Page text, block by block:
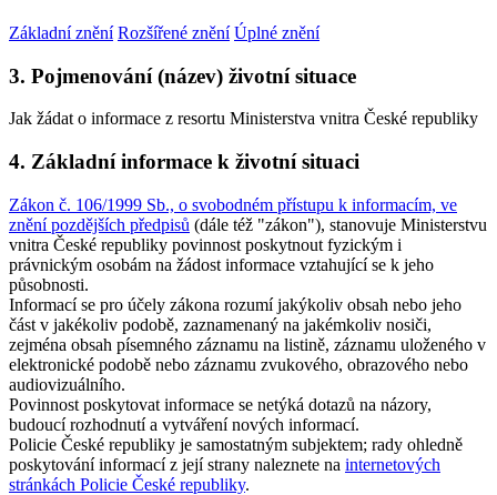
Základní znění Rozšířené znění Úplné znění
3. Pojmenování (název) životní situace
Jak žádat o informace z resortu Ministerstva vnitra České republiky
4. Základní informace k životní situaci
Zákon č. 106/1999 Sb., o svobodném přístupu k informacím, ve
znění pozdějších předpisů (dále též "zákon"), stanovuje Ministerstvu
vnitra České republiky povinnost poskytnout fyzickým i
právnickým osobám na žádost informace vztahující se k jeho
působnosti.
Informací se pro účely zákona rozumí jakýkoliv obsah nebo jeho
část v jakékoliv podobě, zaznamenaný na jakémkoliv nosiči,
zejména obsah písemného záznamu na listině, záznamu uloženého v
elektronické podobě nebo záznamu zvukového, obrazového nebo
audiovizuálního.
Povinnost poskytovat informace se netýká dotazů na názory,
budoucí rozhodnutí a vytváření nových informací.
Policie České republiky je samostatným subjektem; rady ohledně
poskytování informací z její strany naleznete na internetových
stránkách Policie České republiky.